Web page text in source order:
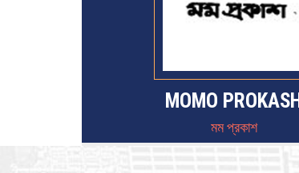
MOMO PROKASH
মম প্রকাশ